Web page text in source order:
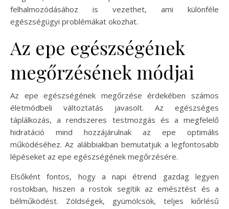
felhalmozódásához is vezethet, ami különféle
egészségügyi problémákat okozhat.
Az epe egészségének
megőrzésének módjai
Az epe egészségének megőrzése érdekében számos
életmódbeli változtatás javasolt. Az egészséges
táplálkozás, a rendszeres testmozgás és a megfelelő
hidratáció mind hozzájárulnak az epe optimális
működéséhez. Az alábbiakban bemutatjuk a legfontosabb
lépéseket az epe egészségének megőrzésére.
Elsőként fontos, hogy a napi étrend gazdag legyen
rostokban, hiszen a rostok segítik az emésztést és a
bélműködést. Zöldségek, gyümölcsök, teljes kiőrlésű